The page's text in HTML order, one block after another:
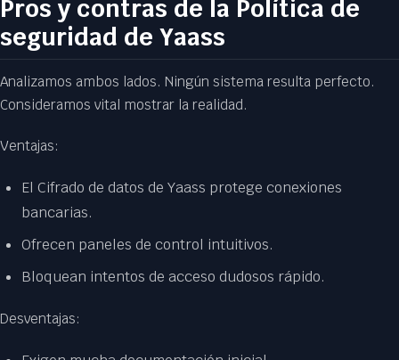
Pros y contras de la Política de
seguridad de Yaass
Analizamos ambos lados. Ningún sistema resulta perfecto.
Consideramos vital mostrar la realidad.
Ventajas:
El Cifrado de datos de Yaass protege conexiones
bancarias.
Ofrecen paneles de control intuitivos.
Bloquean intentos de acceso dudosos rápido.
Desventajas: